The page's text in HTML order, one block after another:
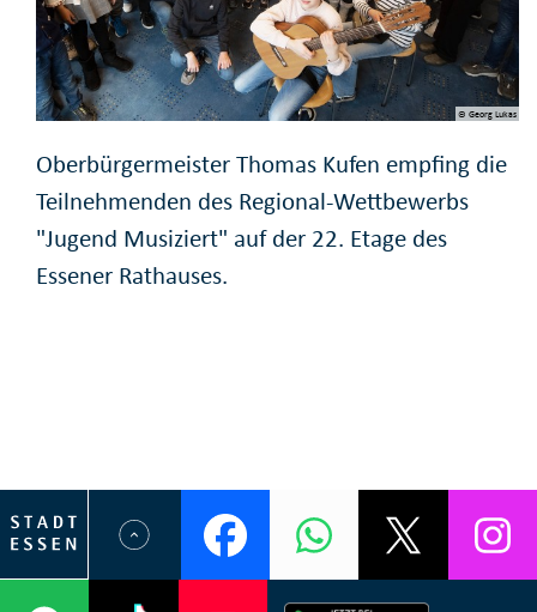
© Georg Lukas
Oberbürgermeister Thomas Kufen empfing die
Teilnehmenden des Regional-Wettbewerbs
"Jugend Musiziert" auf der 22. Etage des
Essener Rathauses.